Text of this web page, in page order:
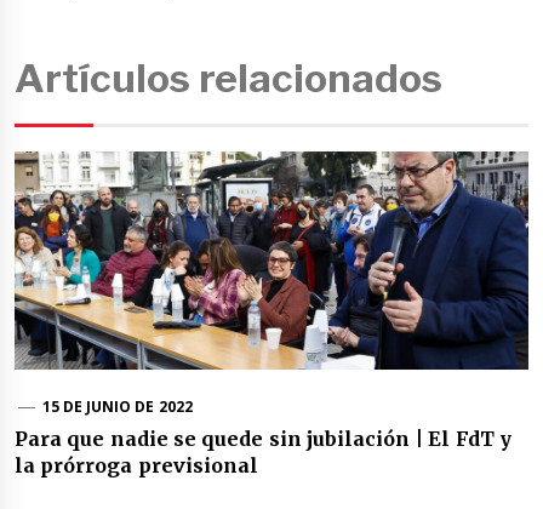
Artículos relacionados
15 DE JUNIO DE 2022
Para que nadie se quede sin jubilación | El FdT y
la prórroga previsional